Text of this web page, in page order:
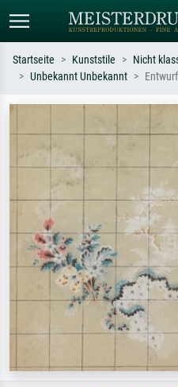
oder Stilen – z.B. Monet,
Sternennacht, Impressionismus, Welle
Hokusai, Akt.
Startseite Kunststile
Nicht
Unbekannt Unbekannt